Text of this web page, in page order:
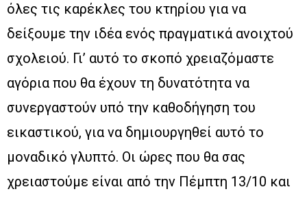
όλες τις καρέκλες του κτηρίου για να
δείξουμε την ιδέα ενός πραγματικά ανοιχτού
σχολειού. Γι’ αυτό το σκοπό χρειαζόμαστε
αγόρια που θα έχουν τη δυνατότητα να
συνεργαστούν υπό την καθοδήγηση του
εικαστικού, για να δημιουργηθεί αυτό το
μοναδικό γλυπτό. Οι ώρες που θα σας
χρειαστούμε είναι από την Πέμπτη 13/10 και